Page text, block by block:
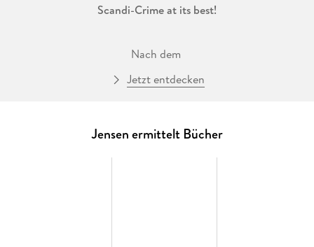
Scandi-Crime at its best!
Nach dem
erfolgreichen Debüt
Jensen in
Jetzt entdecken
Jensen ermittelt Bücher